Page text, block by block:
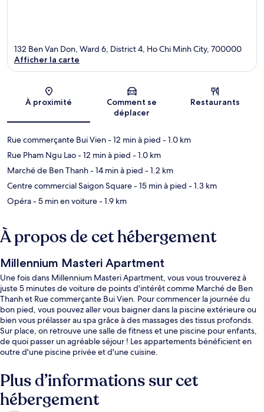
Carte
132 Ben Van Don, Ward 6, District 4, Ho Chi Minh City, 700000
Afficher la carte
À proximité
Comment se
déplacer
Restaurants
Rue commerçante Bui Vien- 12 min à pied - 1.0 km
Rue Pham Ngu Lao- 12 min à pied - 1.0 km
Marché de Ben Thanh- 14 min à pied - 1.2 km
Centre commercial Saigon Square- 15 min à pied - 1.3 km
Opéra- 5 min en voiture- 1.9 km
À propos de cet hébergement
Millennium Masteri Apartment
Une fois dans Millennium Masteri Apartment, vous vous trouverez à
juste 5 minutes de voiture de points d'intérêt comme Marché de Ben
Thanh et Rue commerçante Bui Vien. Pour commencer la journée du
bon pied, vous pouvez aller vous baigner dans la piscine extérieure ou
bien vous prélasser au spa grâce à des massages des tissus profonds.
Sur place, on retrouve une salle de fitness et une piscine pour enfants,
de quoi passer un agréable séjour ! Les appartements bénéficient en
outre d'une piscine privée et d'une cuisine.
Plus d’informations sur cet
hébergement